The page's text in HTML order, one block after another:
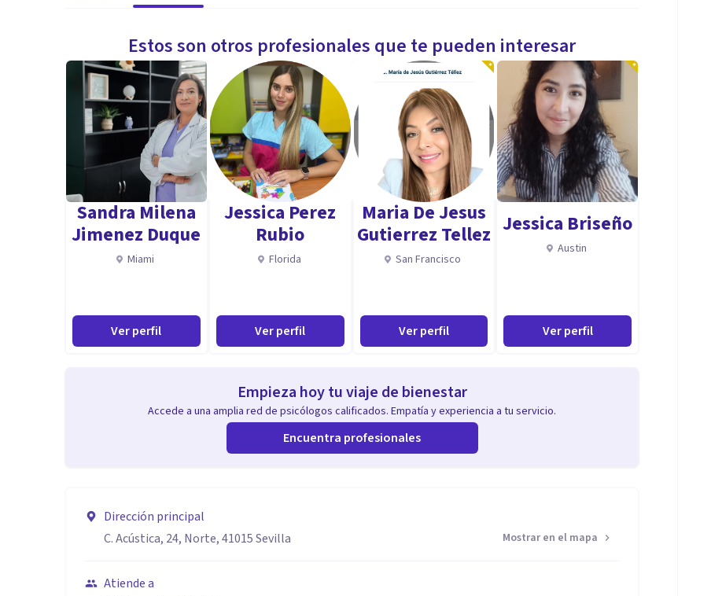
Estos son otros profesionales que te pueden interesar
Sandra Milena
Jimenez Duque
Miami
Ver perfil
Jessica Perez
Rubio
Florida
Ver perfil
Maria De Jesus
Gutierrez Tellez
San Francisco
Ver perfil
Jessica Briseño
Austin
Ver perfil
Empieza hoy tu viaje de bienestar
Accede a una amplia red de psicólogos calificados. Empatía y experiencia a tu servicio.
Encuentra profesionales
Dirección principal
C. Acústica, 24, Norte, 41015 Sevilla
Mostrar en el mapa
Atiende a